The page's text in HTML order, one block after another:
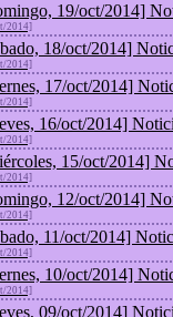
19/oct/2014]
2014]
18/oct/2014]
2014]
17/oct/2014]
2014]
16/oct/2014]
2014]
15/oct/2014]
2014]
12/oct/2014]
2014]
11/oct/2014]
2014]
10/oct/2014]
2014]
09/oct/2014]